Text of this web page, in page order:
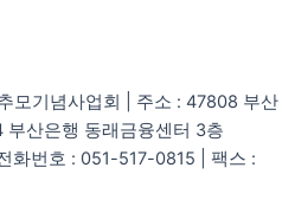
모기념사업회 | 주소 : 47808 부산
산은행 동래금융센터 3층
화번호 : 051-517-0815 | 팩스 :